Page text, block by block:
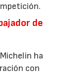
de
ha
con